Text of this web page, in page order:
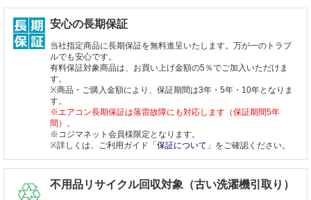
安心の長期保証
当社指定商品に長期保証を無料進呈いたします。万が一のトラブ
ルでも安心です。
有料保証対象商品は、お買い上げ金額の5％でご加入いただけま
す。
※商品・ご購入金額により、保証期間は3年・5年・10年となりま
す。
※エアコン長期保証は落雷故障にも対応します（保証期間5年
間）。
※コジマネット会員様限定となります。
※詳しくは、ご利用ガイド「保証について 」をご確認ください。
不用品リサイクル回収対象（古い洗濯機引取り）